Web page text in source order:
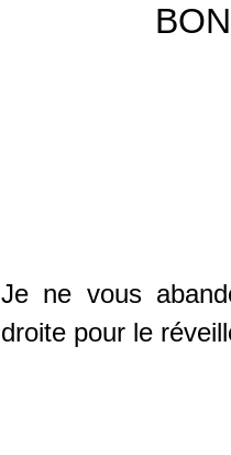
Je ne vous
droite pour le